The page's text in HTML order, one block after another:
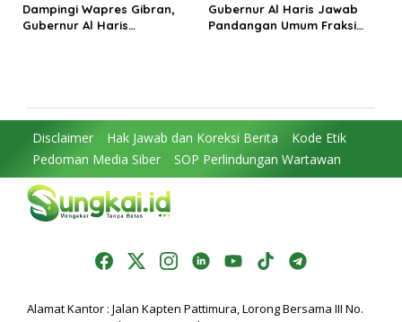
Dampingi Wapres Gibran,
Gubernur Al Haris
Gubernur Al Haris Jawab
Pandangan Umum Fraksi
Disclaimer Hak Jawab dan Koreksi Berita
Kode Etik
Pedoman Media Siber
SOP Perlindungan Wartawan
Alamat Kantor : Jalan Kapten Pattimura, Lorong Bersama III No.